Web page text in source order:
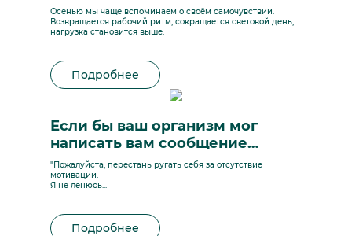
Осенью мы чаще вспоминаем о своём самочувствии.
Возвращается рабочий ритм, сокращается световой день,
нагрузка становится выше.
Подробнее
Если бы ваш организм мог
написать вам сообщение…
"Пожалуйста, перестань ругать себя за отсутствие
мотивации.
Я не ленюсь...
Подробнее